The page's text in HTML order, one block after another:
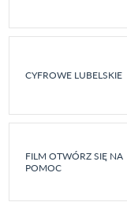
CYFROWE LUBELSKIE
FILM OTWÓRZ SIĘ NA
POMOC